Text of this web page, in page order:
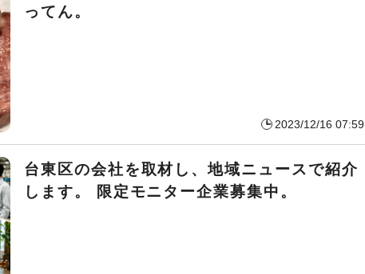
ってん。
2023/12/16 07:59
台東区の会社を取材し、地域ニュースで紹介
します。 限定モニター企業募集中。